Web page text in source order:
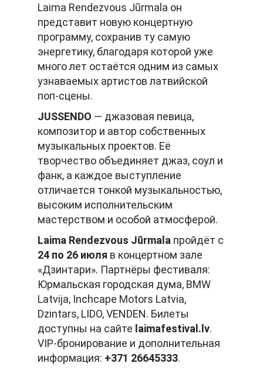
Laima Rendezvous Jūrmala он
представит новую концертную
программу, сохранив ту самую
энергетику, благодаря которой уже
много лет остаётся одним из самых
узнаваемых артистов латвийской
поп-сцены.
JUSSENDO — джазовая певица,
композитор и автор собственных
музыкальных проектов. Её
творчество объединяет джаз, соул и
фанк, а каждое выступление
отличается тонкой музыкальностью,
высоким исполнительским
мастерством и особой атмосферой.
Laima Rendezvous Jūrmala пройдёт с
24 по 26 июля в концертном зале
«Дзинтари». Партнёры фестиваля:
Юрмальская городская дума, BMW
Latvija, Inchcape Motors Latvia,
Dzintars, LIDO, VENDEN. Билеты
доступны на сайте laimafestival . lv.
VIP-бронирование и дополнительная
информация: +371 26645333.